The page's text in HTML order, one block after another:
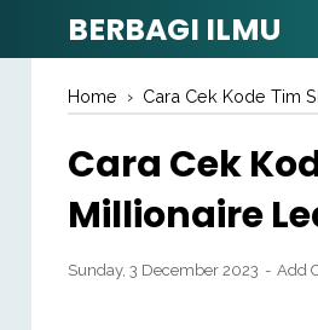
BERBAGI ILMU
Home › Cara Cek Kode Tim
Cara Cek
Millionaire
Sunday, 3 December 2023 Add